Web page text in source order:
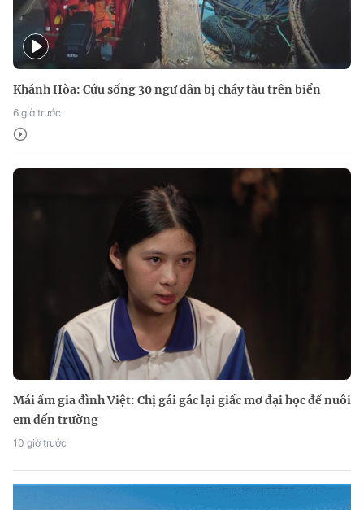
Khánh Hòa: Cứu sống 30 ngư dân bị cháy tàu trên biển
6 giờ trước
Mái ấm gia đình Việt: Chị gái gác lại giấc mơ đại học để nuôi
em đến trường
10 giờ trước